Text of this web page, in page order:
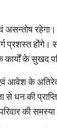
असन्तोष
प्रशस्त
के सुखद
आवेश के
से धन की
की